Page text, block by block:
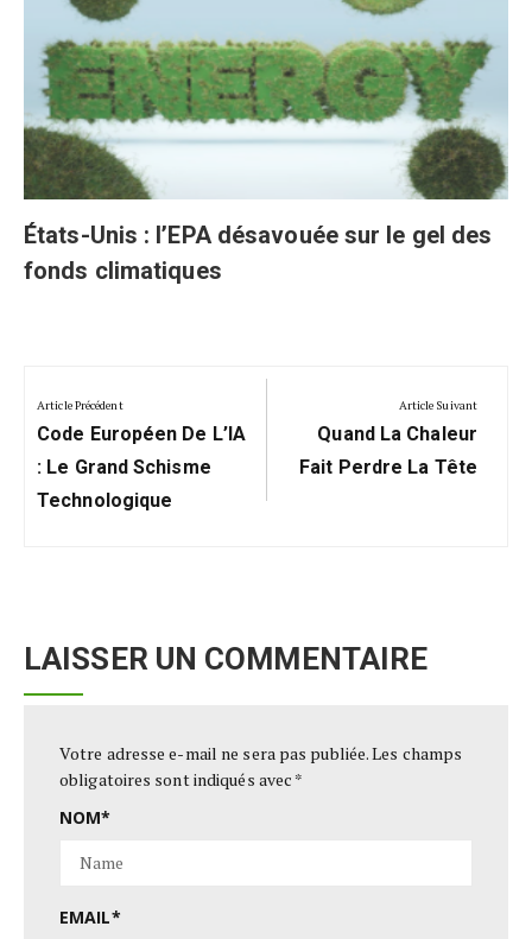
États-Unis : l’EPA désavouée sur le gel des
fonds climatiques
de
l’article
Article Précédent
Previous
Post:
Code Européen De L’IA
: Le Grand Schisme
Technologique
Article Suivant
Next
Post:
Quand La Chaleur
Fait Perdre La Tête
LAISSER UN COMMENTAIRE
Votre adresse e-mail ne sera pas publiée.Les champs
obligatoires sont indiqués avec *
NOM*
EMAIL*